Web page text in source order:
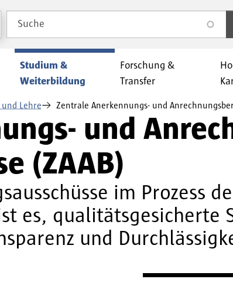
Suche
Studium &
Weiterbildung
Forschung &
Transfer
Lehre Zentrale Anerkennungs- und
und
(ZAAB)
im Prozess
es, qualitätsgesicherte
und